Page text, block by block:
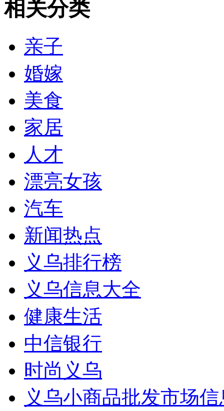
相关分类
亲子
婚嫁
美食
家居
人才
漂亮女孩
汽车
新闻热点
义乌排行榜
义乌信息大全
健康生活
中信银行
时尚义乌
义乌小商品批发市场